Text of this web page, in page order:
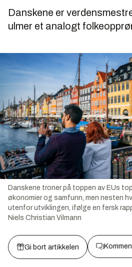
Danskene er
ulmer et analogt
Danskene troner på toppen av EUs
økonomier og samfunn, men nesten
utenfor utviklingen, ifølge en fersk
Niels Christian Vilmann
Gi bort artikkelen